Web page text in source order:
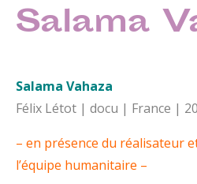
Salama
Salama Vahaza
Félix Létot | docu | France |
– en présence du réalisateur
l’équipe humanitaire –